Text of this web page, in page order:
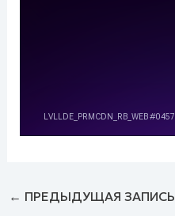
← ПРЕДЫДУЩАЯ ЗАПИСЬ